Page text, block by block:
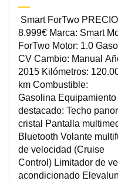
Smart ForTwo
8.999€ Marca: Smart
ForTwo Motor: 1.0
CV Cambio: Manual
2015 Kilómetros:
km Combustible:
Gasolina Equipamiento
destacado: Techo
cristal Pantalla
Bluetooth Volante
de velocidad (Cruise
Control) Limitador de
acondicionado